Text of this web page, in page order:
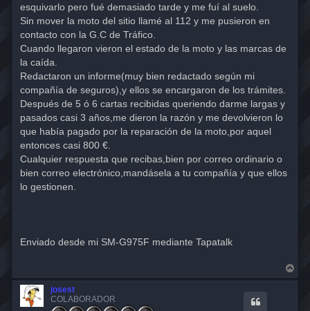
esquivarlo pero fué demasiado tarde y me fuí al suelo.
Sin mover la moto del sitio llamé al 112 y me pusieron en
contacto con la G.C de Tráfico.
Cuando llegaron vieron el estado de la moto y las marcas de
la caída.
Redactaron un informe(muy bien redactado según mi
compañía de seguros),y ellos se encargaron de los trámites.
Después de 5 ó 6 cartas recibidas queriendo darme largas y
pasados casi 3 años,me dieron la razón y me devolvieron lo
que había pagado por la reparación de la moto,por aquel
entonces casi 800 €.
Cualquier respuesta que recibas,bien por correo ordinario o
bien correo electrónico,mandásela a tu compañía y que ellos
lo gestionen.
Enviado desde mi SM-G975F mediante Tapatalk
r
josest
COLABORADOR